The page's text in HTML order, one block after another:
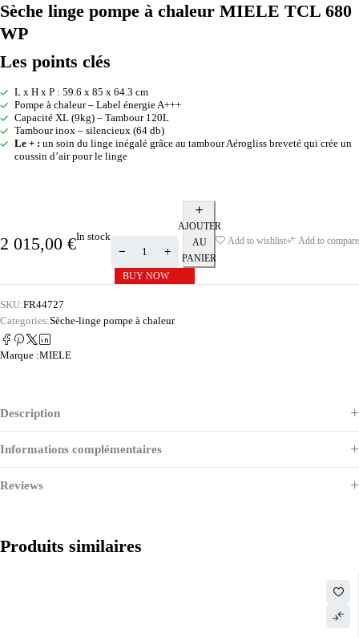
Sèche linge pompe à chaleur MIELE TCL 680
WP
Les points clés
L x H x P : 59.6 x 85 x 64.3 cm
Pompe à chaleur – Label énergie A+++
Capacité XL (9kg) – Tambour 120L
Tambour inox – silencieux (64 db)
Le + : un soin du linge inégalé grâce au tambour Aérogliss breveté qui crée un
coussin d’air pour le linge
2 015,00 €In stock
AJOUTER
AU
PANIER
BUY NOW
Add to wishlist Add to compare
SKU:FR44727
Categories:Sèche-linge pompe à chaleur
Marque :MIELE
Description
Informations complémentaires
Reviews
Produits similaires